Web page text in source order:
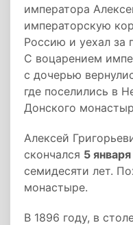
императора
императорскую
Россию и уехал за
С воцарением
с дочерью
где поселились в
Донского
Алексей
скончался 5
семидесяти лет.
монастыре.
В 1896 году, в